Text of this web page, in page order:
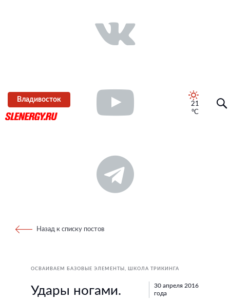
Владивосток
21
°C
Назад к списку постов
ОСВАИВАЕМ БАЗОВЫЕ ЭЛЕМЕНТЫ ШКОЛА ТРИКИНГА
Удары ногами.
30 апреля 2016
года